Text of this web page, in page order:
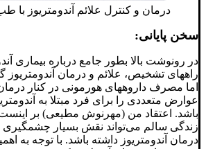
درمان و کنترل علائم آندومتریوز با
سخن پایانی:
در رونوشت بالا بطور جامع درباره بیماری
راههای تشخیص، علائم و درمان
اما مصرف داروههای هورمونی در کنار
عوارض متعددی را برای فرد مبتلا به
باشد. اعتقاد من (مهرنوش مطیعی) بر
زندگی سالم می‌تواند نقش بسیار چشمگیری
درمان آندومتریوز داشته باشد. با توجه به